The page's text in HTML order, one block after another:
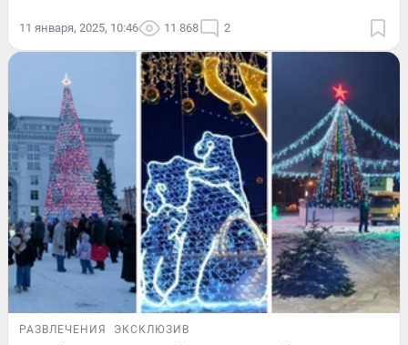
11 января, 2025, 10:46 11 868 2
РАЗВЛЕЧЕНИЯ ЭКСКЛЮЗИВ